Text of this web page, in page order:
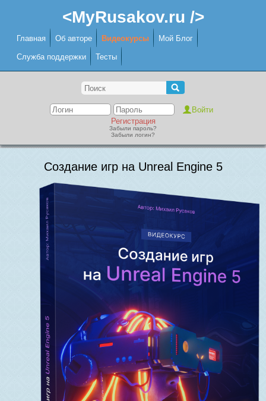
<MyRusakov.ru />
Главная Об авторе Видеокурсы Мой Блог
Служба поддержки Тесты
Регистрация
Забыли пароль?
Забыли логин?
Создание игр на Unreal Engine 5